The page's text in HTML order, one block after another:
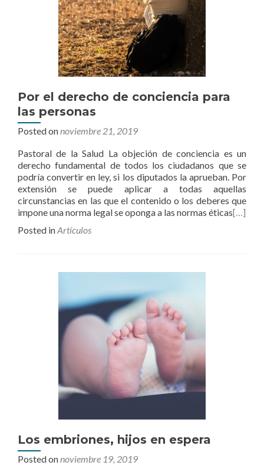
Por el derecho de conciencia para
las personas
Posted onnoviembre 21, 2019
Pastoral de la Salud La objeción de conciencia es un
derecho fundamental de todos los ciudadanos que se
podría convertir en ley, si los diputados la aprueban. Por
extensión se puede aplicar a todas aquellas
circunstancias en las que el contenido o los deberes que
impone una norma legal se oponga a las normas éticas[…]
Posted inArtículos
Los embriones, hijos en espera
Posted onnoviembre 19, 2019